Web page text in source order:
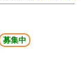
募集中